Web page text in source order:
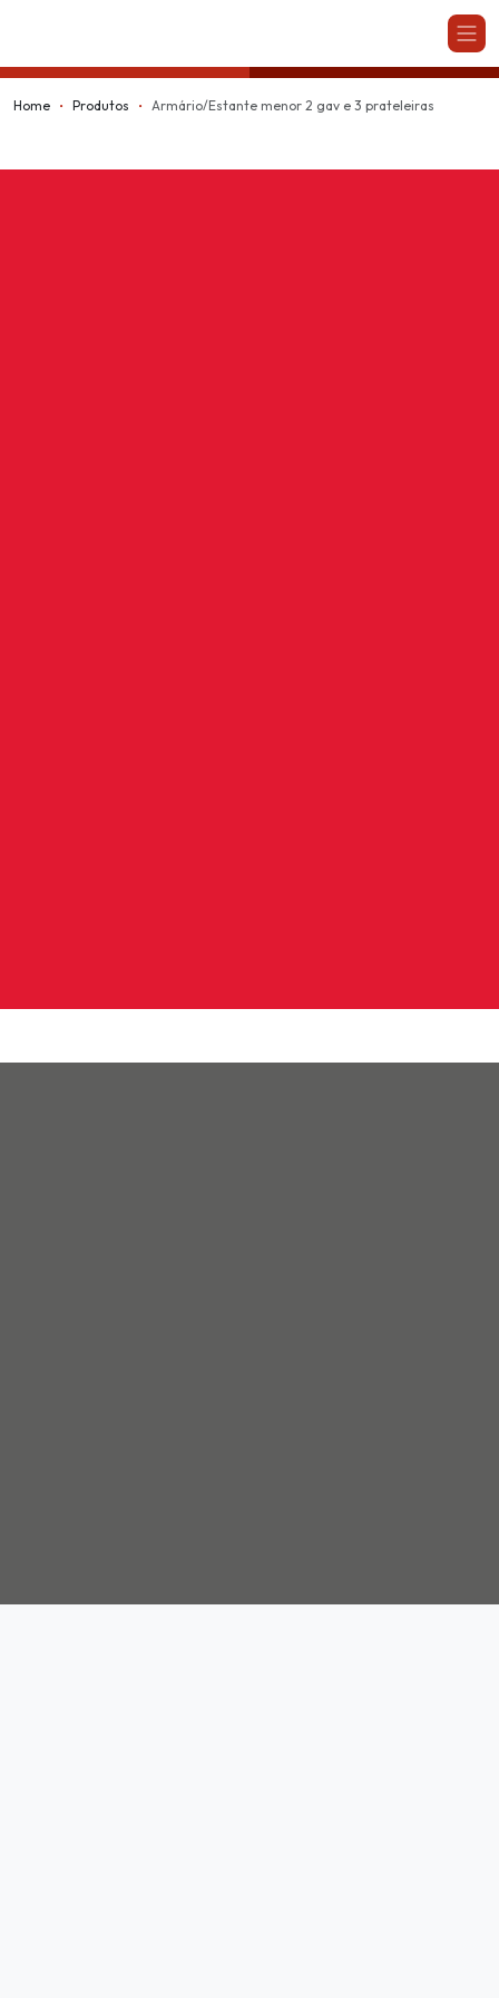
Home Produtos Armário/Estante menor 2 gav e 3 prateleiras